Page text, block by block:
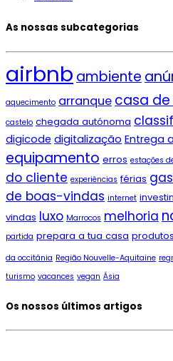
As nossas subcategorias
airbnb ambiente
aquecimento arranque casa
castelo chegada autónoma
digicode digitalização Entrega
equipamento erros estações
do cliente experiências férias
de boas-vindas internet
vindas luxo Marrocos melhoria
partida prepara a tua casa
da occitânia Região Nouvelle-Aquitaine
turismo vacances vegan Ásia
Os nossos últimos artigos